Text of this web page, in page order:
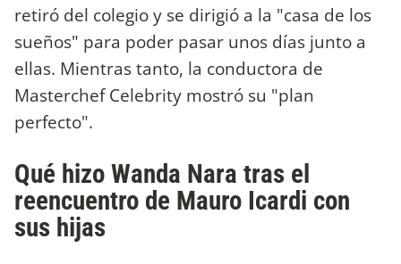
retiró del colegio y se dirigió a la "casa de los
sueños" para poder pasar unos días junto a
ellas. Mientras tanto, la conductora de
Masterchef Celebrity mostró su "plan
perfecto".
Qué hizo Wanda Nara tras el
reencuentro de Mauro Icardi con
sus hijas